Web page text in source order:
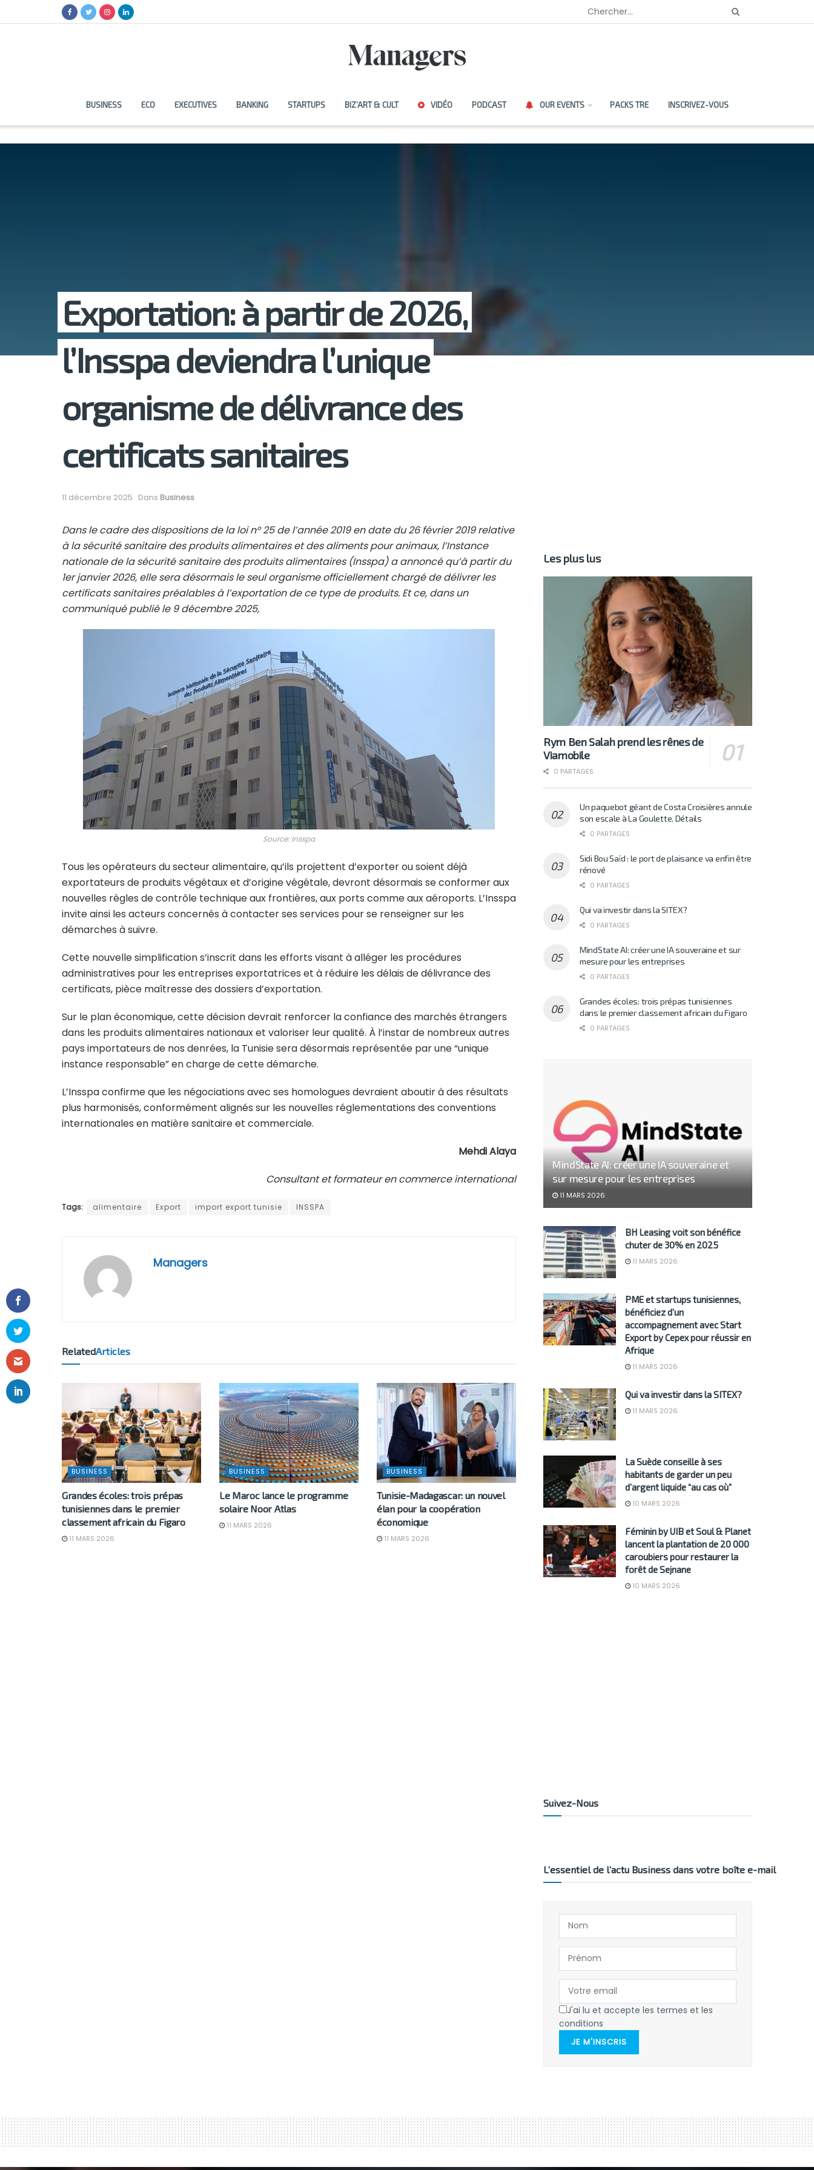
BUSINESS ECO EXECUTIVES BANKING STARTUPS BIZ’ART & CULT VIDÉO PODCAST OUR EVENTS PACKS TRE INSCRIVEZ-VOUS
Exportation: à partir de 2026,
l’Insspa deviendra l’unique
organisme de délivrance des
certificats sanitaires
11 décembre 2025 Dans Business
Dans le cadre des dispositions de la loi n° 25 de l’année 2019 en date du 26 février 2019 relative
à la sécurité sanitaire des produits alimentaires et des aliments pour animaux, l’Instance
nationale de la sécurité sanitaire des produits alimentaires (Insspa) a annoncé qu’à partir du
1er janvier 2026, elle sera désormais le seul organisme officiellement chargé de délivrer les
certificats sanitaires préalables à l’exportation de ce type de produits. Et ce, dans un
communiqué publié le 9 décembre 2025,
Source: Insspa
Tous les opérateurs du secteur alimentaire, qu’ils projettent d’exporter ou soient déjà
exportateurs de produits végétaux et d’origine végétale, devront désormais se conformer aux
nouvelles règles de contrôle technique aux frontières, aux ports comme aux aéroports. L’Insspa
invite ainsi les acteurs concernés à contacter ses services pour se renseigner sur les
démarches à suivre.
Cette nouvelle simplification s’inscrit dans les efforts visant à alléger les procédures
administratives pour les entreprises exportatrices et à réduire les délais de délivrance des
certificats, pièce maîtresse des dossiers d’exportation.
Sur le plan économique, cette décision devrait renforcer la confiance des marchés étrangers
dans les produits alimentaires nationaux et valoriser leur qualité. À l’instar de nombreux autres
pays importateurs de nos denrées, la Tunisie sera désormais représentée par une “unique
instance responsable” en charge de cette démarche.
L’Insspa confirme que les négociations avec ses homologues devraient aboutir à des résultats
plus harmonisés, conformément alignés sur les nouvelles réglementations des conventions
internationales en matière sanitaire et commerciale.
Mehdi Alaya
Consultant et formateur en commerce international
Tags: alimentaire Export import export tunisie INSSPA
Managers
RelatedArticles
BUSINESS
Grandes écoles: trois prépas
tunisiennes dans le premier
classement africain du Figaro
11 MARS 2026
BUSINESS
Le Maroc lance le programme
solaire Noor Atlas
11 MARS 2026
BUSINESS
Tunisie-Madagascar: un nouvel
élan pour la coopération
économique
11 MARS 2026
Les plus lus
Rym Ben Salah prend les rênes de
Viamobile
0 PARTAGES
Un paquebot géant de Costa Croisières annule
son escale à La Goulette. Détails
0 PARTAGES
Sidi Bou Saïd : le port de plaisance va enfin être
rénové
0 PARTAGES
Qui va investir dans la SITEX?
0 PARTAGES
MindState AI: créer une IA souveraine et sur
mesure pour les entreprises
0 PARTAGES
Grandes écoles: trois prépas tunisiennes
dans le premier classement africain du Figaro
0 PARTAGES
MindState AI: créer une IA souveraine et
sur mesure pour les entreprises
11 MARS 2026
BH Leasing voit son bénéfice
chuter de 30% en 2025
11 MARS 2026
PME et startups tunisiennes,
bénéficiez d’un
accompagnement avec Start
Export by Cepex pour réussir en
Afrique
11 MARS 2026
Qui va investir dans la SITEX?
11 MARS 2026
La Suède conseille à ses
habitants de garder un peu
d’argent liquide “au cas où”
10 MARS 2026
Féminin by UIB et Soul & Planet
lancent la plantation de 20 000
caroubiers pour restaurer la
forêt de Sejnane
10 MARS 2026
Suivez-Nous
L’essentiel de l’actu Business dans votre boîte e-mail
J'ai lu et accepte les termes et les
conditions
JE M'INSCRIS